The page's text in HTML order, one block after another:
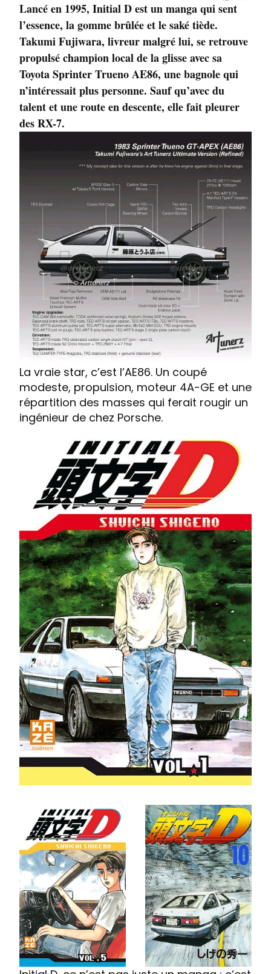
Lancé en 1995, Initial D est un manga qui sent
l’essence, la gomme brûlée et le saké tiède.
Takumi Fujiwara, livreur malgré lui, se retrouve
propulsé champion local de la glisse avec sa
Toyota Sprinter Trueno AE86, une bagnole qui
n’intéressait plus personne. Sauf qu’avec du
talent et une route en descente, elle fait pleurer
des RX-7.
La vraie star, c’est l’AE86. Un coupé
modeste, propulsion, moteur 4A-GE et une
répartition des masses qui ferait rougir un
ingénieur de chez Porsche.